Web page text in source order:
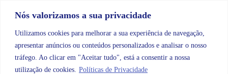
Nós valorizamos a sua privacidade
Utilizamos cookies para melhorar a sua experiência de navegação,
apresentar anúncios ou conteúdos personalizados e analisar o nosso
tráfego. Ao clicar em "Aceitar tudo", está a consentir a nossa
utilização de cookies. Políticas de Privacidade
Categorias